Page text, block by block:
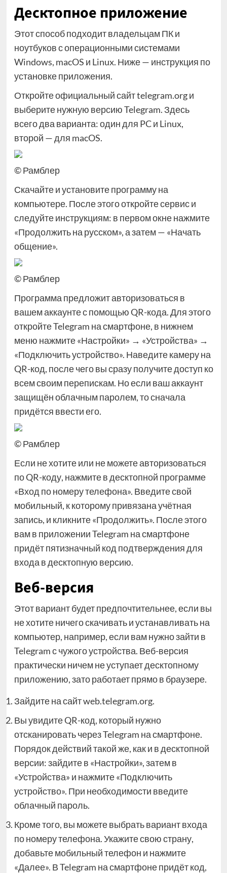
Десктопное приложение
Этот способ подходит владельцам ПК и
ноутбуков с операционными системами
Windows, macOS и Linux. Ниже — инструкция по
установке приложения.
Откройте официальный сайт telegram.org и
выберите нужную версию Telegram. Здесь
всего два варианта: один для PC и Linux,
второй — для macOS.
© Рамблер
Скачайте и установите программу на
компьютере. После этого откройте сервис и
следуйте инструкциям: в первом окне нажмите
«Продолжить на русском», а затем — «Начать
общение».
© Рамблер
Программа предложит авторизоваться в
вашем аккаунте с помощью QR-кода. Для этого
откройте Telegram на смартфоне, в нижнем
меню нажмите «Настройки» → «Устройства» →
«Подключить устройство». Наведите камеру на
QR-код, после чего вы сразу получите доступ ко
всем своим перепискам. Но если ваш аккаунт
защищён облачным паролем, то сначала
придётся ввести его.
© Рамблер
Если не хотите или не можете авторизоваться
по QR-коду, нажмите в десктопной программе
«Вход по номеру телефона». Введите свой
мобильный, к которому привязана учётная
запись, и кликните «Продолжить». После этого
вам в приложении Telegram на смартфоне
придёт пятизначный код подтверждения для
входа в десктопную версию.
Веб-версия
Этот вариант будет предпочтительнее, если вы
не хотите ничего скачивать и устанавливать на
компьютер, например, если вам нужно зайти в
Telegram с чужого устройства. Веб-версия
практически ничем не уступает десктопному
приложению, зато работает прямо в браузере.
Зайдите на сайт web.telegram.org.
Вы увидите QR-код, который нужно
отсканировать через Telegram на смартфоне.
Порядок действий такой же, как и в десктопной
версии: зайдите в «Настройки», затем в
«Устройства» и нажмите «Подключить
устройство». При необходимости введите
облачный пароль.
Кроме того, вы можете выбрать вариант входа
по номеру телефона. Укажите свою страну,
добавьте мобильный телефон и нажмите
«Далее». В Telegram на смартфоне придёт код,